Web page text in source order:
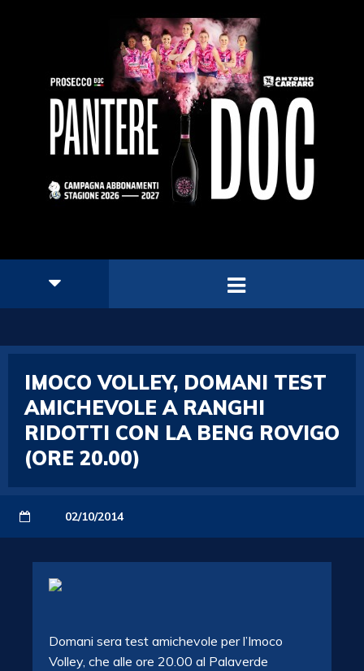
IMOCO VOLLEY, DOMANI TEST
AMICHEVOLE A RANGHI
RIDOTTI CON LA BENG ROVIGO
(ORE 20.00)
02/10/2014
Domani sera test amichevole per l’Imoco
Volley, che alle ore 20.00 al Palaverde